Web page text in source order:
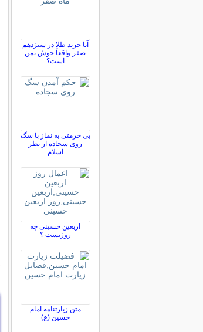
آیا خرید طلا در سیزدهم
صفر واقعاً خوش یمن
است؟
بی حرمتی به نماز با سگ
روی سجاده از نظر
اسلام
اربعین حسینی چه
روزیست ؟
متن زیارتنامه امام
حسین (ع)